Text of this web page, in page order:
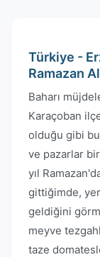
Türkiye -
Ramazan
Baharı
Karaçoban
olduğu gibi bu
ve pazarlar
yıl
gittiğimde,
geldiğini
meyve
taze